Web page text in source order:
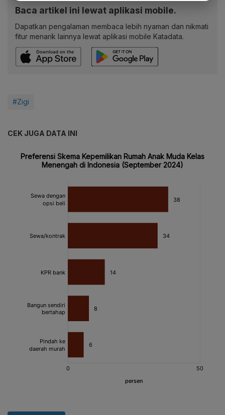
Baca artikel ini lewat aplikasi mobile.
Dapatkan pengalaman membaca lebih nyaman dan nikmati
fitur menarik lainnya lewat aplikasi mobile Katadata.
#Zigi
CEK JUGA DATA INI